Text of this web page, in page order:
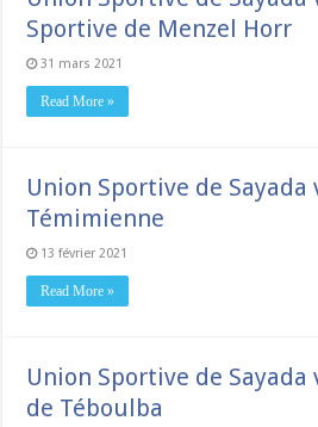
Sportive de Menzel Horr
31 mars 2021
Read More »
Union Sportive de Sayada
Témimienne
13 février 2021
Read More »
Union Sportive de
de Téboulba